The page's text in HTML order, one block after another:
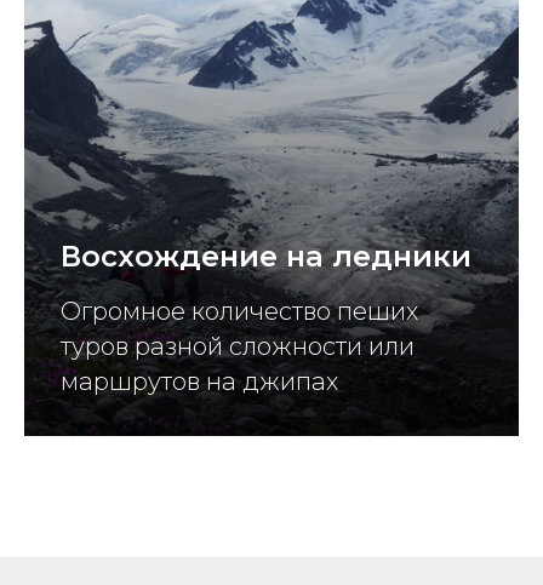
Восхождение на ледники
Огромное количество пеших
туров разной сложности или
маршрутов на джипах